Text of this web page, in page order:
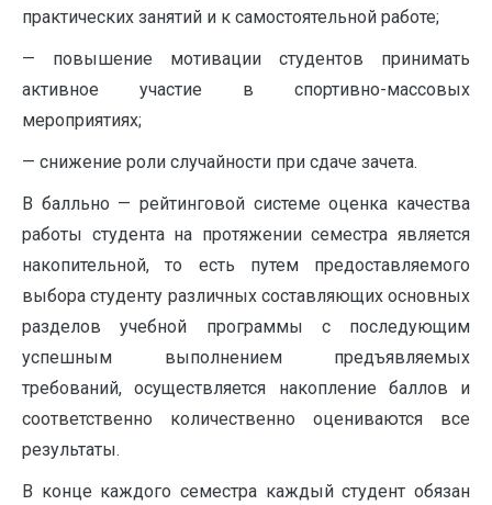
практических занятий и к самостоятельной работе;
— повышение мотивации студентов принимать
активное участие в спортивно-массовых
мероприятиях;
— снижение роли случайности при сдаче зачета.
В балльно — рейтинговой системе оценка качества
работы студента на протяжении семестра является
накопительной, то есть путем предоставляемого
выбора студенту различных составляющих основных
разделов учебной программы с последующим
успешным выполнением предъявляемых
требований, осуществляется накопление баллов и
соответственно количественно оцениваются все
результаты.
В конце каждого семестра каждый студент обязан